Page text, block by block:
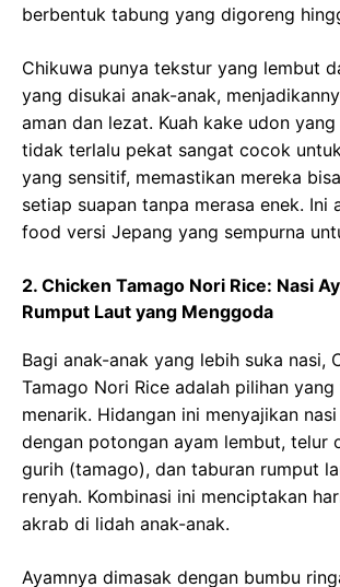
berbentuk tabung yang digoreng
Chikuwa punya tekstur yang lembut
yang disukai anak-anak,
aman dan lezat. Kuah kake udon
tidak terlalu pekat sangat cocok
yang sensitif, memastikan mereka
setiap suapan tanpa merasa enek. Ini
food versi Jepang yang sempurna
2. Chicken Tamago Nori Rice: Nasi
Rumput Laut yang Menggoda
Bagi anak-anak yang lebih suka nasi,
Tamago Nori Rice adalah pilihan
menarik. Hidangan ini menyajikan
dengan potongan ayam lembut, telur
gurih (tamago), dan taburan rumput
renyah. Kombinasi ini menciptakan
akrab di lidah anak-anak.
Ayamnya dimasak dengan bumbu